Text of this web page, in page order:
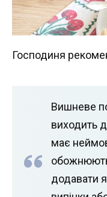
Господиня
Вишневе
виходить
має
додавати